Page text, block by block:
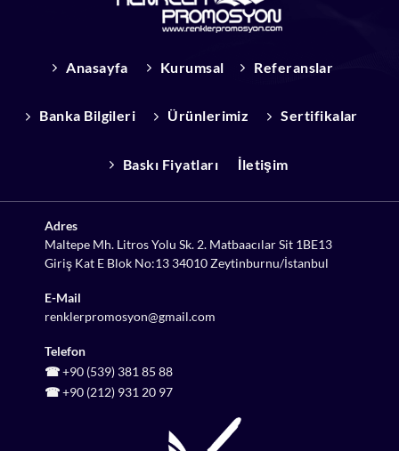
Anasayfa Kurumsal Referanslar
Banka Bilgileri Ürünlerimiz Sertifikalar
Baskı Fiyatları İletişim
Adres
Maltepe Mh. Litros Yolu Sk. 2. Matbaacılar Sit 1BE13
Giriş Kat E Blok No:13 34010 Zeytinburnu/İstanbul
E-Mail
renklerpromosyon@gmail.com
Telefon
☎+90 (539) 381 85 88
☎+90 (212) 931 20 97